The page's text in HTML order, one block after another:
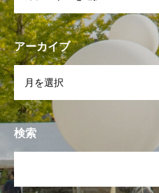
アーカイブ
検索